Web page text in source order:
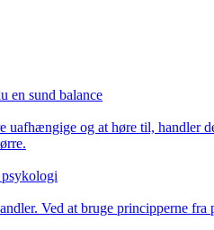
en sund balance
og at høre til, handler
Ved at bruge principperne